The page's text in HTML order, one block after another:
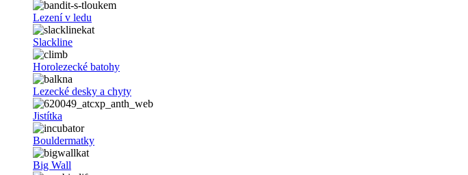
Lezení v ledu
Slackline
Horolezecké batohy
Lezecké desky a chyty
Jistítka
Bouldermatky
Big Wall